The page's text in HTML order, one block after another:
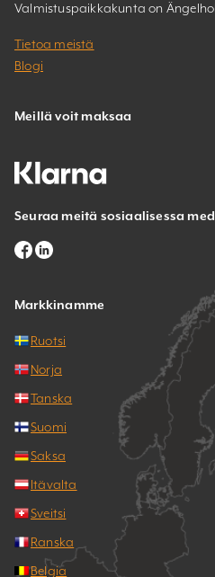
Valmistuspaikkakunta on
Tietoa meistä
Blogi
Meillä voit maksaa
Seuraa meitä sosiaalisessa
Markkinamme
Ruotsi
Norja
Tanska
Suomi
Saksa
Itävalta
Sveitsi
Ranska
Belgia